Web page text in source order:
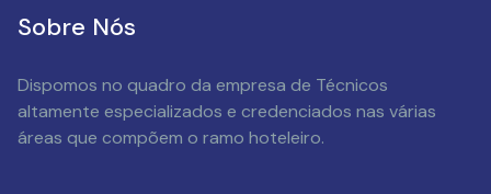
Sobre Nós
Dispomos no quadro da empresa de Técnicos
altamente especializados e credenciados nas várias
áreas que compõem o ramo hoteleiro.